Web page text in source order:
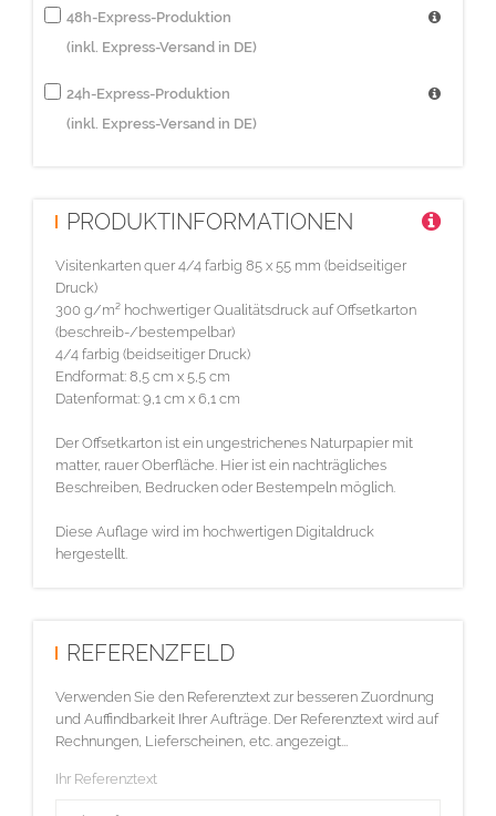
48h-Express-Produktion
(inkl. Express-Versand in DE)
24h-Express-Produktion
(inkl. Express-Versand in DE)
PRODUKTINFORMATIONEN
Visitenkarten quer 4/4 farbig 85 x 55 mm (beidseitiger
Druck)
300 g/m² hochwertiger Qualitätsdruck auf Offsetkarton
(beschreib-/bestempelbar)
4/4 farbig (beidseitiger Druck)
Endformat: 8,5 cm x 5,5 cm
Datenformat: 9,1 cm x 6,1 cm
Der Offsetkarton ist ein ungestrichenes Naturpapier mit
matter, rauer Oberfläche. Hier ist ein nachträgliches
Beschreiben, Bedrucken oder Bestempeln möglich.
Diese Auflage wird im hochwertigen Digitaldruck
hergestellt.
REFERENZFELD
Verwenden Sie den Referenztext zur besseren Zuordnung
und Auffindbarkeit Ihrer Aufträge. Der Referenztext wird auf
Rechnungen, Lieferscheinen, etc. angezeigt...
Ihr Referenztext